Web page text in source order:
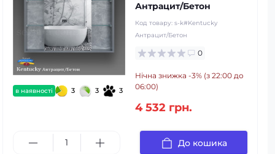
в наявності 3 3 3
Антрацит/Бетон
Код товару: s-k#Kentucky
Антрацит/Бетон
0
Нічна знижка -3% (з 22:00 до
06:00)
4 532 грн.
До кошика